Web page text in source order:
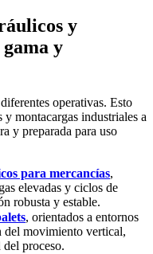
y
y
operativas. Esto
montacargas industriales a
y preparada para uso
para mercancías,
elevadas y ciclos de
robusta y estable.
, orientados a entornos
del movimiento vertical,
proceso.